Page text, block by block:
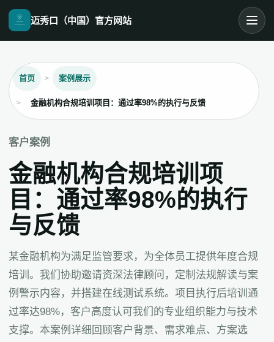
迈秀口（中国）官方网站
首页 案例展示
金融机构合规培训项目：通过率98%的执行与反馈
客户案例
金融机构合规培训项
目：通过率98%的执行
与反馈
某金融机构为满足监管要求，为全体员工提供年度合规
培训。我们协助邀请资深法律顾问，定制法规解读与案
例警示内容，并搭建在线测试系统。项目执行后培训通
过率达98%，客户高度认可我们的专业组织能力与技术
支撑。本案例详细回顾客户背景、需求难点、方案选